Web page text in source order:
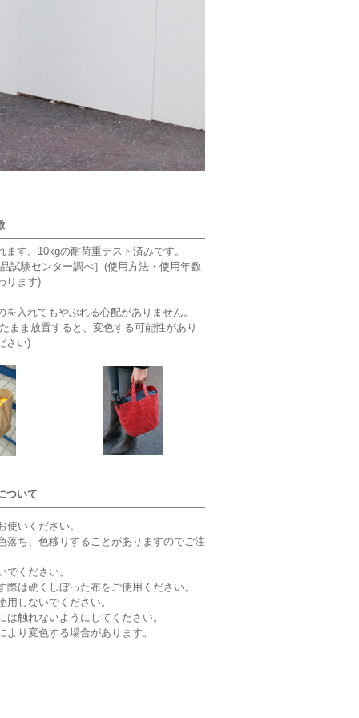
ます。10kgの耐荷重テスト済みです。
試験センター調べ］(使用方法・使用年数
ります)
を入れてもやぶれる心配がありません。
まま放置すると、変色する可能性があり
さい)
ついて
使いください。
落ち、色移りすることがありますのでご注
でください。
際は硬くしぼった布をご使用ください。
用しないでください。
は触れないようにしてください。
より変色する場合があります。